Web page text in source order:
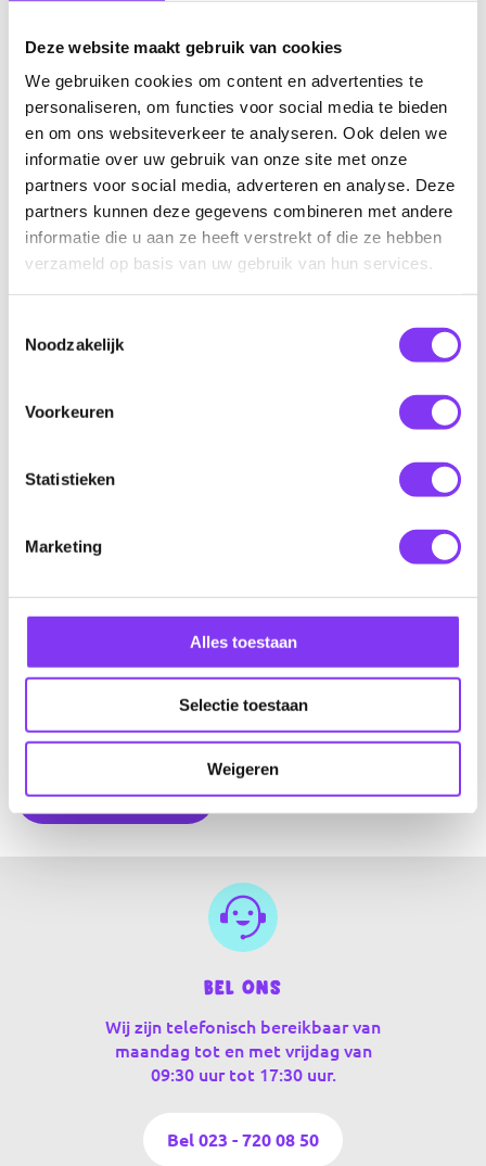
Deze website maakt gebruik van cookies
We gebruiken cookies om content en advertenties te
personaliseren, om functies voor social media te bieden
en om ons websiteverkeer te analyseren. Ook delen we
informatie over uw gebruik van onze site met onze
partners voor social media, adverteren en analyse. Deze
partners kunnen deze gegevens combineren met andere
informatie die u aan ze heeft verstrekt of die ze hebben
verzameld op basis van uw gebruik van hun services.
Noodzakelijk
Voorkeuren
Statistieken
Marketing
Alles toestaan
Selectie toestaan
Weigeren
langlaufen. Wist je dat er in Canada zelfs tropisch regenwoud
is? Het Pacific Rim National Park mag zeker niet ontbreken
tijdens je reis.
Het zuiden van de VS
Het zuiden van de VS staat bekend om haar Southern charm.
Je kunt hier vooral erg goed eten: van beignets in New
Orleans tot Texmex in Texas en New Mexico. Vergeet ook niet
een echte dude ranch te bezoeken om je een heuse cowboy te
wanen. Ook vind je in de zuidelijke staten veel Native
American erfgoed. Erg indrukwekkend!
Voordelen van een Noord-Amerika
Noord-Amerika
vakantie. Onze experts zijn namelijk allemaal op de vele
locaties geweest, en kunnen je er dan ook alles over
volledig op maat samen te stellen. Samen zorgen we ervoor
dat jouw Noord-Amerika vakantie precies zo in elkaar steekt
als jij wil. Ben je al klaar om op het vliegtuig te stappen?
met ons op en begin met het plannen van je
vakantie naar Noord-Amerika.
Vraag jou reis aan
Bel ons
Wij zijn telefonisch bereikbaar van
maandag tot en met vrijdag van
09:30 uur tot 17:30 uur.
Bel 023 - 720 08 50